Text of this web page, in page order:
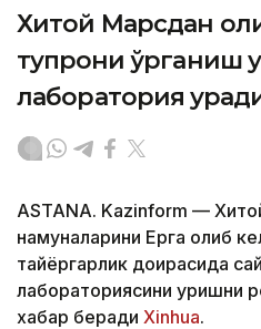
Хитой Марсдан
тупроқни ўрганиш
лаборатория
ASTANA. Kazinform —
намуналарини Ерга олиб
тайёргарлик доирасида
лабораториясини қуришни
хабар беради Xinhua.